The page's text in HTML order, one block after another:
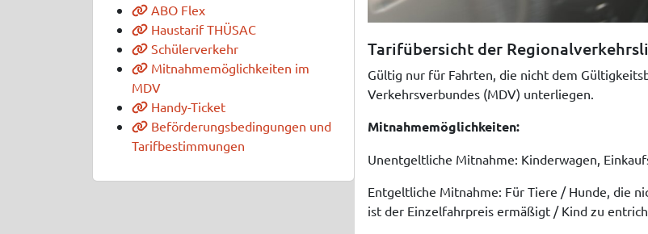
Tarifübersicht der
Gültig nur für Fahrten, die nicht dem
Verkehrsverbundes (MDV) unterliegen.
Mitnahmemöglichkeiten:
Unentgeltliche Mitnahme: Kinderwagen,
Entgeltliche Mitnahme: Für Tiere / Hunde, die
ist der Einzelfahrpreis ermäßigt / Kind zu
ABO Flex
Haustarif THÜSAC
Schülerverkehr
Mitnahmemöglichkeiten im
MDV
Handy-Ticket
Beförderungsbedingungen und
Tarifbestimmungen